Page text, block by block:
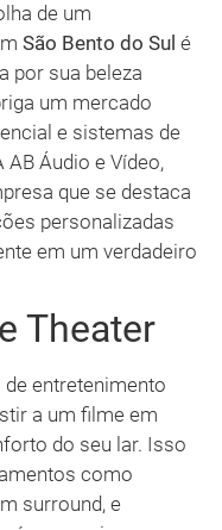
de um
São Bento do Sul é
por sua beleza
um mercado
e sistemas de
AB Áudio e Vídeo,
que se destaca
personalizadas
em um verdadeiro
Theater
entretenimento
a um filme em
do seu lar. Isso
como
surround, e